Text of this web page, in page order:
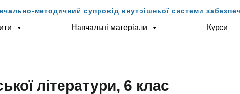
методичний супровід внутрішньої системи
Навчальні матеріали Курси
літератури, 6 клас